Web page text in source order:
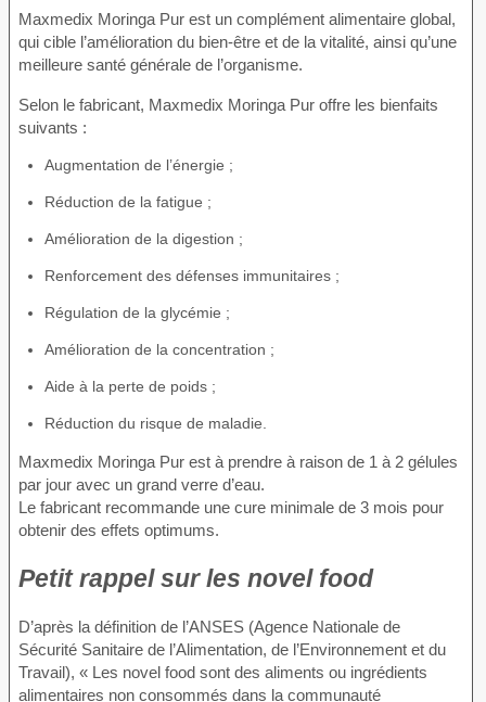
Maxmedix Moringa Pur est un complément alimentaire global,
qui cible l’amélioration du bien-être et de la vitalité, ainsi qu’une
meilleure santé générale de l’organisme.
Selon le fabricant, Maxmedix Moringa Pur offre les bienfaits
suivants :
Augmentation de l’énergie ;
Réduction de la fatigue ;
Amélioration de la digestion ;
Renforcement des défenses immunitaires ;
Régulation de la glycémie ;
Amélioration de la concentration ;
Aide à la perte de poids ;
Réduction du risque de maladie.
Maxmedix Moringa Pur est à prendre à raison de 1 à 2 gélules
par jour avec un grand verre d’eau.
Le fabricant recommande une cure minimale de 3 mois pour
obtenir des effets optimums.
Petit rappel sur les novel food
D’après la définition de l’ANSES (Agence Nationale de
Sécurité Sanitaire de l’Alimentation, de l’Environnement et du
Travail), « Les novel food sont des aliments ou ingrédients
alimentaires non consommés dans la communauté